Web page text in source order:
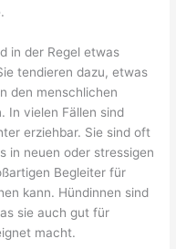
in der Regel etwas
tendieren dazu, etwas
den menschlichen
In vielen Fällen sind
erziehbar. Sie sind oft
in neuen oder stressigen
Begleiter für
kann. Hündinnen sind
sie auch gut für
macht.